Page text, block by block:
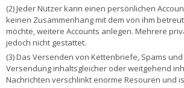
(2) Jeder Nutzer kann einen persönlichen
keinen Zusammenhang mit dem von ihm
möchte, weitere Accounts anlegen. Mehrere
jedoch nicht gestattet.
(3) Das Versenden von Kettenbriefe, Spams
Versendung inhaltsgleicher oder weitgehend
Nachrichten verschlinkt enorme Resouren und